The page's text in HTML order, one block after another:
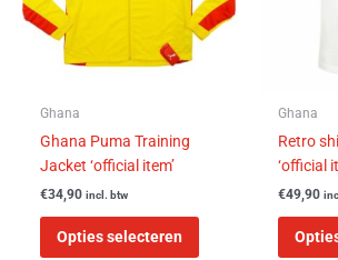
Ghana
Ghana Puma Training
Jacket ‘official item’
€34,90 incl. btw
Opties selecteren
Deze
optie
Ghana
Retro
‘official
€49,90